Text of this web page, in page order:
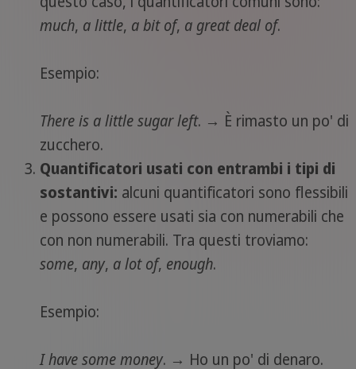
much, a little, a bit of, a great deal of.
Esempio:
There is a little sugar left. → È rimasto un po' di
zucchero.
Quantificatori usati con entrambi i tipi di
sostantivi: alcuni quantificatori sono flessibili
e possono essere usati sia con numerabili che
con non numerabili. Tra questi troviamo:
some, any, a lot of, enough.
Esempio:
I have some money. → Ho un po' di denaro.